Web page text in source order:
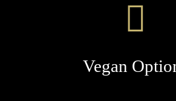
Vegan